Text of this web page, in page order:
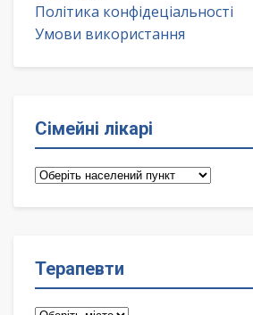
Політика конфідеціальності
Умови використання
Сімейні лікарі
Сімейні
Терапевти